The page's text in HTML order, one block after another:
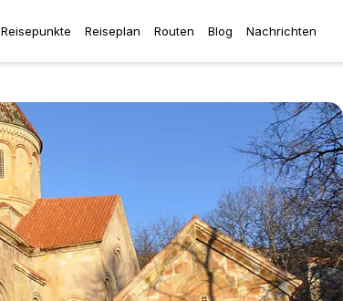
Reisepunkte Reiseplan Routen Blog Nachrichten